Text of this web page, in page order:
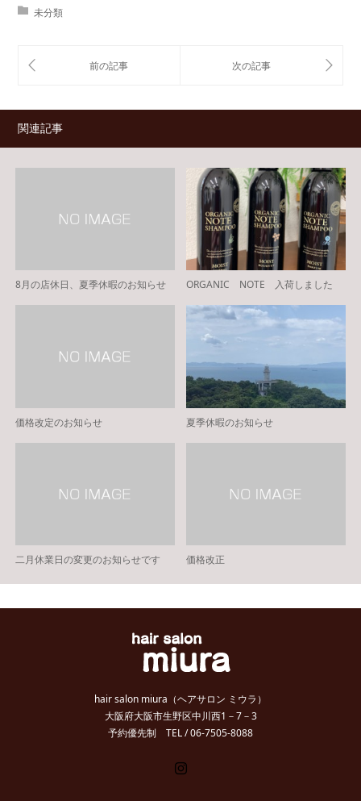
未分類
関連記事
8月の店休日、夏季休暇のお知らせ ORGANIC NOTE 入荷しました
価格改定のお知らせ 夏季休暇のお知らせ
二月休業日の変更のお知らせです 価格改正
hair salon miura（ヘアサロン ミウラ）
大阪府大阪市生野区中川西1－7－3
予約優先制 TEL / 06-7505-8088